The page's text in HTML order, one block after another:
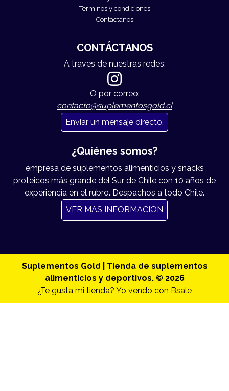
Términos y condiciones
Contactanos
CONTÁCTANOS
A traves de nuestras redes:
O por correo:
contacto@suplementosgold.cl
Enviar un mensaje directo.
¿Quiénes somos?
empresa de suplementos alimenticios y snacks
proteicos más grande del Sur de Chile con 10 años de
experiencia en el rubro. Despachos a todo Chile.
VER MAS INFORMACION
Suplementos Gold | Tienda de suplementos
alimenticios y deportivos. © 2026
¿Te gusta mi tienda? Yo vendo con Bsale